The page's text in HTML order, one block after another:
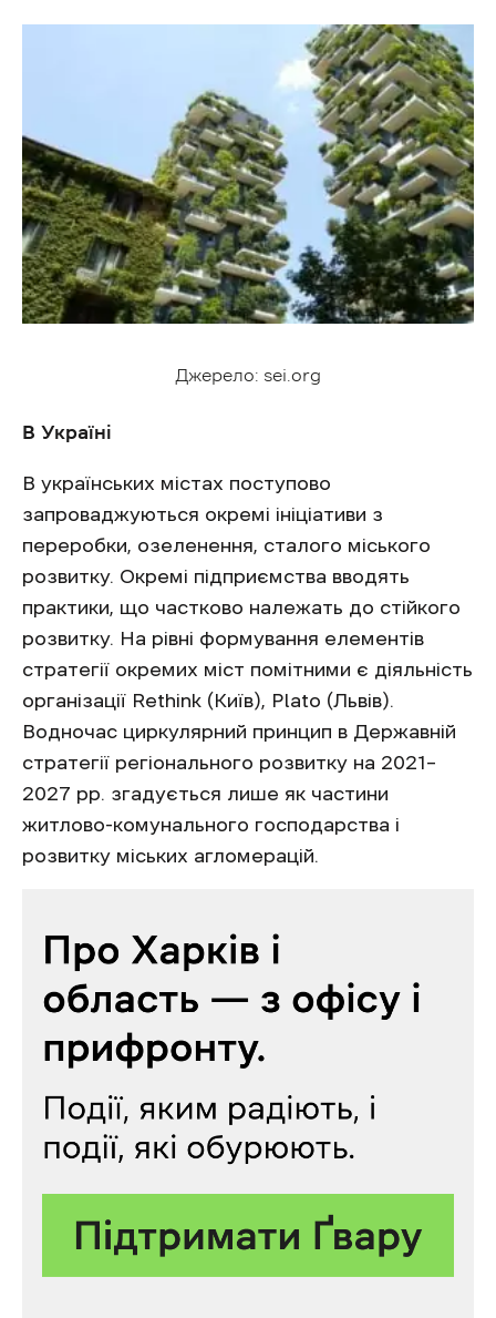
Джерело: sei.org
В Україні
В українських містах поступово
запроваджуються окремі ініціативи з
переробки, озеленення, сталого міського
розвитку. Окремі підприємства вводять
практики, що частково належать до стійкого
розвитку. На рівні формування елементів
стратегії окремих міст помітними є діяльність
організації Rethink (Київ), Plato (Львів).
Водночас циркулярний принцип в Державній
стратегії регіонального розвитку на 2021–
2027 рр. згадується лише як частини
житлово-комунального господарства і
розвитку міських агломерацій.